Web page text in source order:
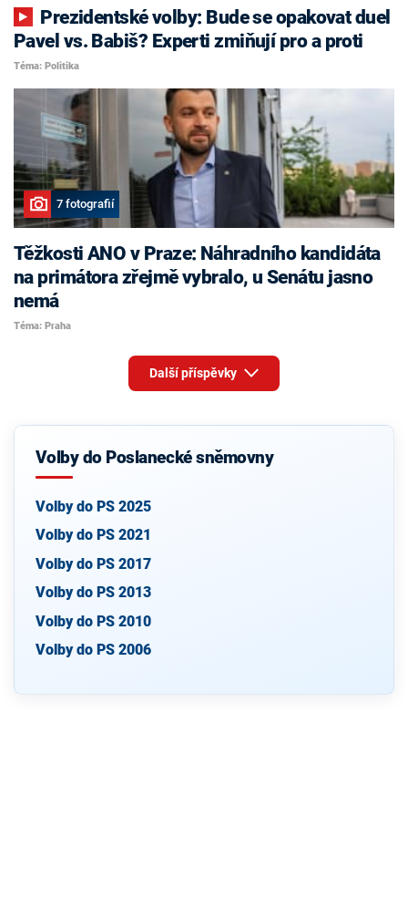
Pavel vs. Babiš? Experti zmiňují pro a proti
Téma: Politika
7 fotografií
Těžkosti ANO v Praze: Náhradního kandidáta
na primátora zřejmě vybralo, u Senátu jasno
nemá
Téma: Praha
Další příspěvky
Volby do Poslanecké sněmovny
Volby do PS 2025
Volby do PS 2021
Volby do PS 2017
Volby do PS 2013
Volby do PS 2010
Volby do PS 2006